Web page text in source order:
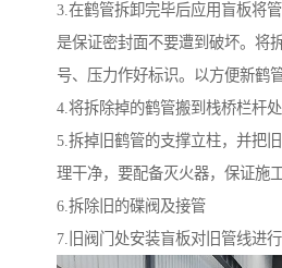
3.在鹤管拆卸完毕后应用盲板将
是保证密封面不要遭到破坏。将
号、压力作好标识。以方便新鹤
4.将拆除掉的鹤管搬到栈桥栏杆处
5.拆掉旧鹤管的支撑立柱，并把
理干净，要配备灭火器，保证施工
6.拆除旧的碟阀及接管
7.旧阀门处安装盲板对旧管线进